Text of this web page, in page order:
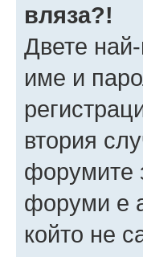
вляза?!
Двете
име и
втория
форумите
форуми е
който не